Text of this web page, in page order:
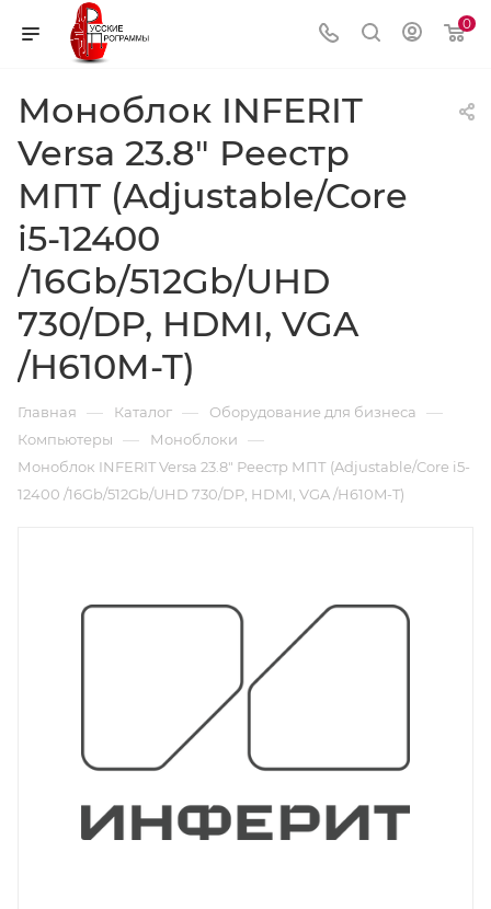
0
Моноблок INFERIT
Versa 23.8" Реестр
МПТ (Adjustable/Core
i5-12400
/16Gb/512Gb/UHD
730/DP, HDMI, VGA
/H610M-T)
Главная — Каталог — Оборудование для бизнеса —
Компьютеры — Моноблоки —
Моноблок INFERIT Versa 23.8" Реестр МПТ (Adjustable/Core i5-
12400 /16Gb/512Gb/UHD 730/DP, HDMI, VGA /H610M-T)